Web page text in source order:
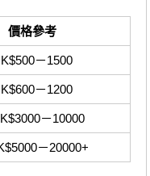
價格參考
－1500
－1200
－10000
－20000+